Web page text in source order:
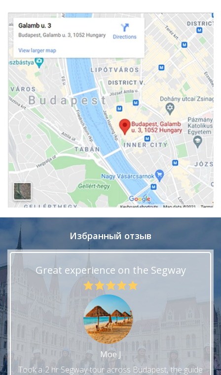
Избранный отзыв
Great experience on the Segway
Moe J
Took a 2 hr Segway tour across Budapest, the guide